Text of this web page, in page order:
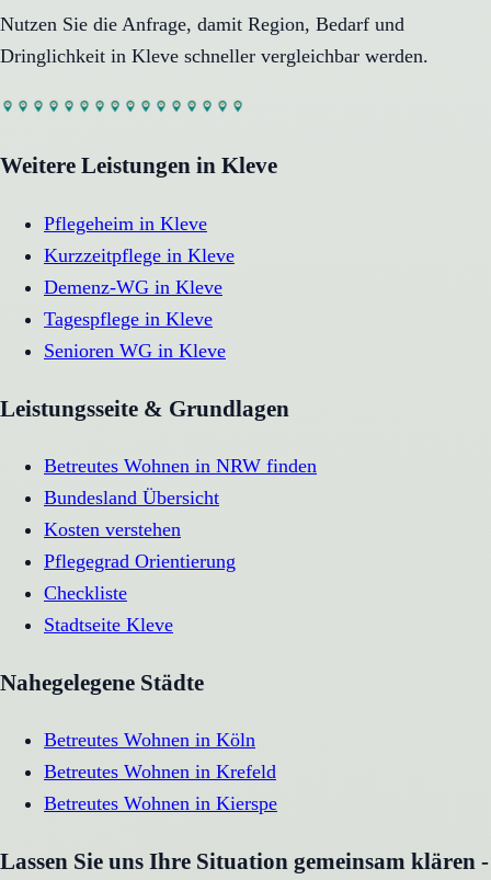
Nutzen Sie die Anfrage, damit Region, Bedarf und
Dringlichkeit in Kleve schneller vergleichbar werden.
Weitere Leistungen in Kleve
Pflegeheim in Kleve
Kurzzeitpflege in Kleve
Demenz-WG in Kleve
Tagespflege in Kleve
Senioren WG in Kleve
Leistungsseite & Grundlagen
Betreutes Wohnen in NRW finden
Bundesland Übersicht
Kosten verstehen
Pflegegrad Orientierung
Checkliste
Stadtseite Kleve
Nahegelegene Städte
Betreutes Wohnen in Köln
Betreutes Wohnen in Krefeld
Betreutes Wohnen in Kierspe
Lassen Sie uns Ihre Situation gemeinsam klären -